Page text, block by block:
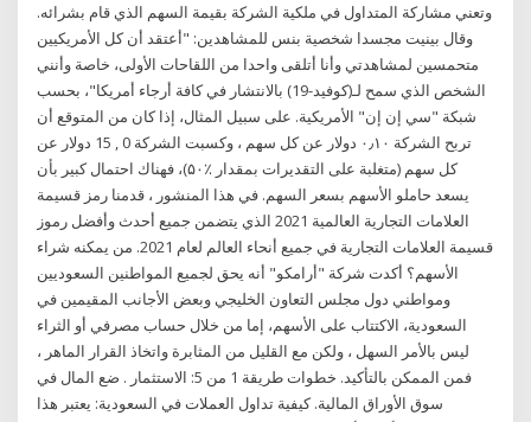
وتعني مشاركة المتداول في ملكية الشركة بقيمة السهم الذي قام بشرائه.
وقال بينيت مجسدا شخصية بنس للمشاهدين: "أعتقد أن كل الأمريكيين
متحمسين لمشاهدتي وأنا أتلقى واحدا من اللقاحات الأولى، خاصة وأنني
الشخص الذي سمح لـ(كوفيد-19) بالانتشار في كافة أرجاء أمريكا"، بحسب
شبكة "سي إن إن" الأمريكية. على سبيل المثال، إذا كان من المتوقع أن
تربح الشركة ۰٫۱۰ دولار عن كل سهم ، وكسبت الشركة 0 , 15 دولار عن
كل سهم (متغلبة على التقديرات بمقدار ٪۵۰)، فهناك احتمال كبير بأن
يسعد حاملو الأسهم بسعر السهم. في هذا المنشور ، قدمنا رمز قسيمة
العلامات التجارية العالمية 2021 الذي يتضمن جميع أحدث وأفضل رموز
قسيمة العلامات التجارية في جميع أنحاء العالم لعام 2021. من يمكنه شراء
الأسهم؟ أكدت شركة "أرامكو" أنه يحق لجميع المواطنين السعوديين
ومواطني دول مجلس التعاون الخليجي وبعض الأجانب المقيمين في
السعودية، الاكتتاب على الأسهم، إما من خلال حساب مصرفي أو الثراء
ليس بالأمر السهل ، ولكن مع القليل من المثابرة واتخاذ القرار الماهر ،
فمن الممكن بالتأكيد. خطوات طريقة 1 من 5: الاستثمار . ضع المال في
سوق الأوراق المالية. كيفية تداول العملات في السعودية: يعتبر هذا